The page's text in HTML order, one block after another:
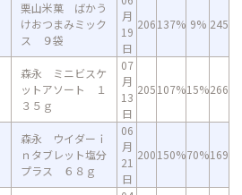
栗山米菓 ばかう
けおつまみミック
ス ９袋
月
19
日
206137% 9% 245
森永 ミニビスケ
ットアソート １
３５ｇ
07
月
13
日
205107%15%266
森永 ウイダーｉ
ｎタブレット塩分
プラス ６８ｇ
06
月
21
日
200150%70%169